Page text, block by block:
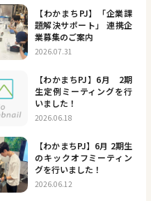
【わかまちPJ】「企業課
題解決サポート」 連携企
業募集のご案内
2026.07.31
【わかまちPJ】6月 2期
生定例ミーティングを行
いました！
2026.06.18
【わかまちPJ】6月 2期生
のキックオフミーティン
グを行いました！
2026.06.12